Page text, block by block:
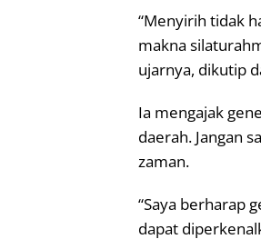
“Menyirih tidak
makna
ujarnya, dikutip
Ia mengajak
daerah. Jangan
zaman.
“Saya berharap
dapat